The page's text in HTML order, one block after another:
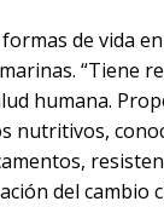
formas de vida
“Tiene
humana.
nutritivos,
del cambio